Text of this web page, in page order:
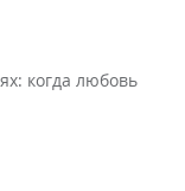
когда любовь